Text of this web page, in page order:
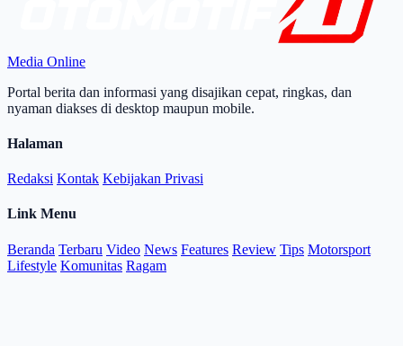
Media Online
Portal berita dan informasi yang disajikan cepat, ringkas, dan
nyaman diakses di desktop maupun mobile.
Halaman
Redaksi Kontak Kebijakan Privasi
Link Menu
Beranda Terbaru Video News Features Review Tips Motorsport
Lifestyle Komunitas Ragam